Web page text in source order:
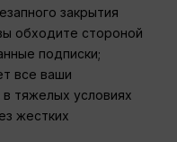
закрытия
обходите стороной
подписки;
все ваши
тяжелых условиях
жестких